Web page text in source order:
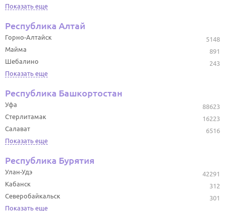
Показать еще
Республика Алтай
5148
Горно-Алтайск
891
Майма
243
Шебалино
Показать еще
Республика Башкортостан
88623
Уфа
16223
Стерлитамак
6516
Салават
Показать еще
Республика Бурятия
42291
Улан-Удэ
312
Кабанск
301
Северобайкальск
Показать еще